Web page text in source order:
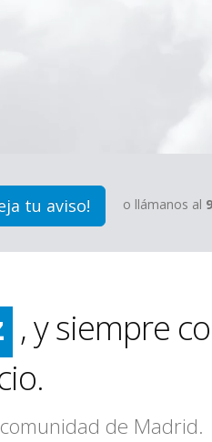
tu aviso! o llámanos al
, y siempre
de Madrid.